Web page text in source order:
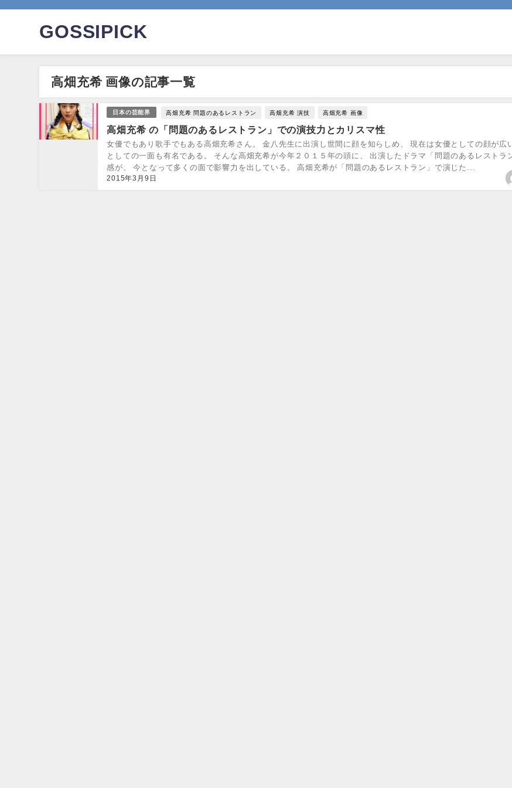
GOSSIPICK
高畑充希 画像の記事一覧
日本の芸能界 高畑充希 問題のあるレストラン 高畑充希 演技 高畑充希 画像
高畑充希 の「問題のあるレストラン」での演技力とカリスマ性
2015年3月9日
女優でもあり歌手でもある高畑充希さん。 金八先生に出演し世間に顔を知らしめ、 現在は女優としての顔が広
としての一面も有名である。 そんな高畑充希が今年２０１５年の頭に、 出演したドラマ「問題のあるレストラ
感が、 今となって多くの面で影響力を出している。 高畑充希が「問題のあるレストラン」で演じた...